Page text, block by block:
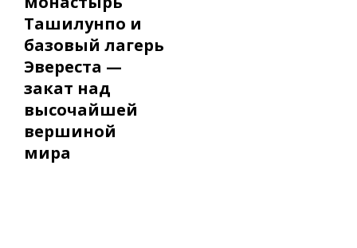
Ташилунпо и
базовый лагерь
Эвереста —
закат над
высочайшей
вершиной
мира